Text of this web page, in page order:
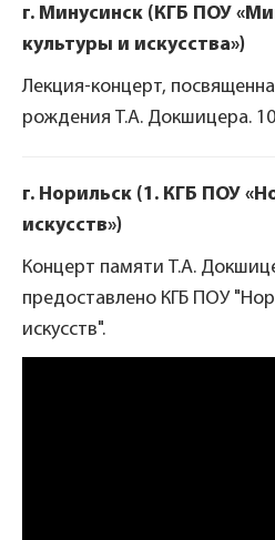
г. Минусинск (КГБ ПОУ
культуры и искусства»)
Лекция-концерт,
рождения Т.А. Докшицера.
г. Норильск (1. КГБ ПОУ
искусств»)
Концерт памяти Т.А.
предоставлено КГБ ПОУ
искусств".